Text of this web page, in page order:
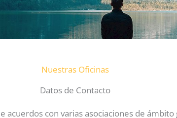
Nuestras Oficinas
Datos de Contacto
acuerdos con varias asociaciones de